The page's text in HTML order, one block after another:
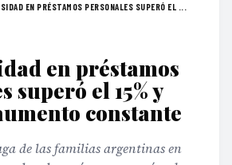
EN PRÉSTAMOS PERSONALES SUPERÓ EL ...
en préstamos
superó el 15% y
constante
de las familias argentinas en